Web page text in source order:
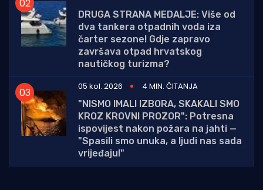
DRUGA STRANA MEDALJE: Više od
dva tankera otpadnih voda iza
čarter sezone! Gdje zapravo
završava otpad hrvatskog
nautičkog turizma?
05 kol. 2026
4 MIN. ČITANJA
"NISMO IMALI IZBORA, SKAKALI SMO
KROZ KROVNI PROZOR": Potresna
ispovijest nakon požara na jahti —
"Spasili smo unuka, a ljudi nas sada
vrijeđaju!"